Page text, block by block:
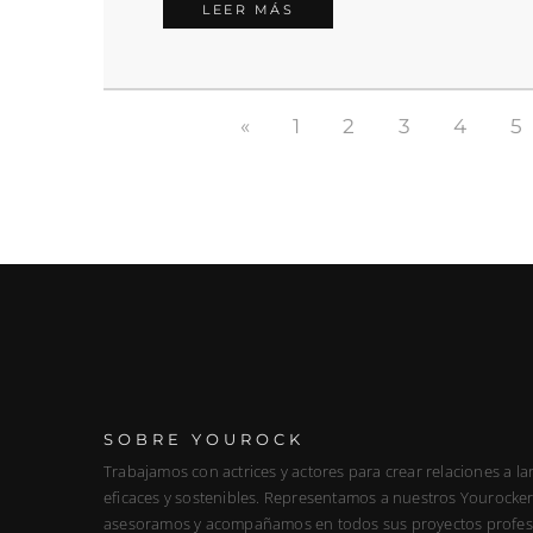
LEER MÁS
« 1 2 3 4 5
SOBRE YOUROCK
Trabajamos con actrices y actores para crear relaciones a
eficaces y sostenibles. Representamos a nuestros
asesoramos y acompañamos en todos sus proyectos